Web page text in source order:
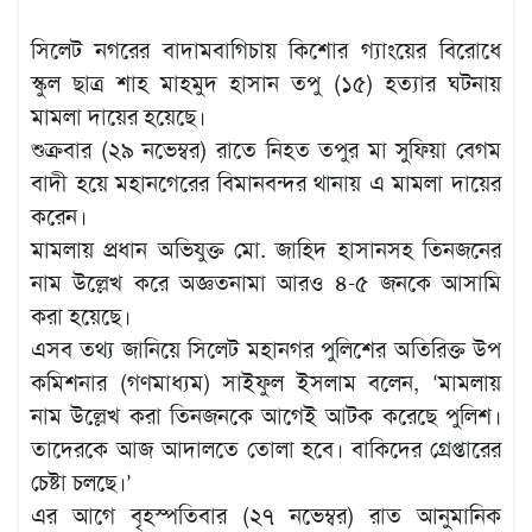
বিনোদন
এক্সক্লুসিভ
শিক্ষাঙ্গন
অর্থনীতি
মতামত
অন্যান্য
লাইফস্টাইল
সিলেট নগরের বাদামবাগিচায় কিশোর গ্যাংয়ের বিরোধে
স্কুল ছাত্র শাহ মাহমুদ হাসান তপু (১৫) হত্যার ঘটনায়
মামলা দায়ের হয়েছে।
শুক্রবার (২৯ নভেম্বর) রাতে নিহত তপুর মা সুফিয়া বেগম
বাদী হয়ে মহানগেরের বিমানবন্দর থানায় এ মামলা দায়ের
করেন।
মামলায় প্রধান অভিযুক্ত মো. জাহিদ হাসানসহ তিনজনের
নাম উল্লেখ করে অজ্ঞতনামা আরও ৪-৫ জনকে আসামি
করা হয়েছে।
এসব তথ্য জানিয়ে সিলেট মহানগর পুলিশের অতিরিক্ত উপ
কমিশনার (গণমাধ্যম) সাইফুল ইসলাম বলেন, ‘মামলায়
নাম উল্লেখ করা তিনজনকে আগেই আটক করেছে পুলিশ।
তাদেরকে আজ আদালতে তোলা হবে। বাকিদের গ্রেপ্তারের
চেষ্টা চলছে।’
এর আগে বৃহস্পতিবার (২৭ নভেম্বর) রাত আনুমানিক